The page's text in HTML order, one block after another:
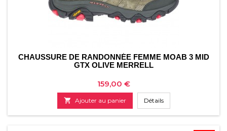
CHAUSSURE DE RANDONNÉE FEMME MOAB 3 MID
GTX OLIVE MERRELL
Prix
159,00 €
 Ajouter au panier Détails